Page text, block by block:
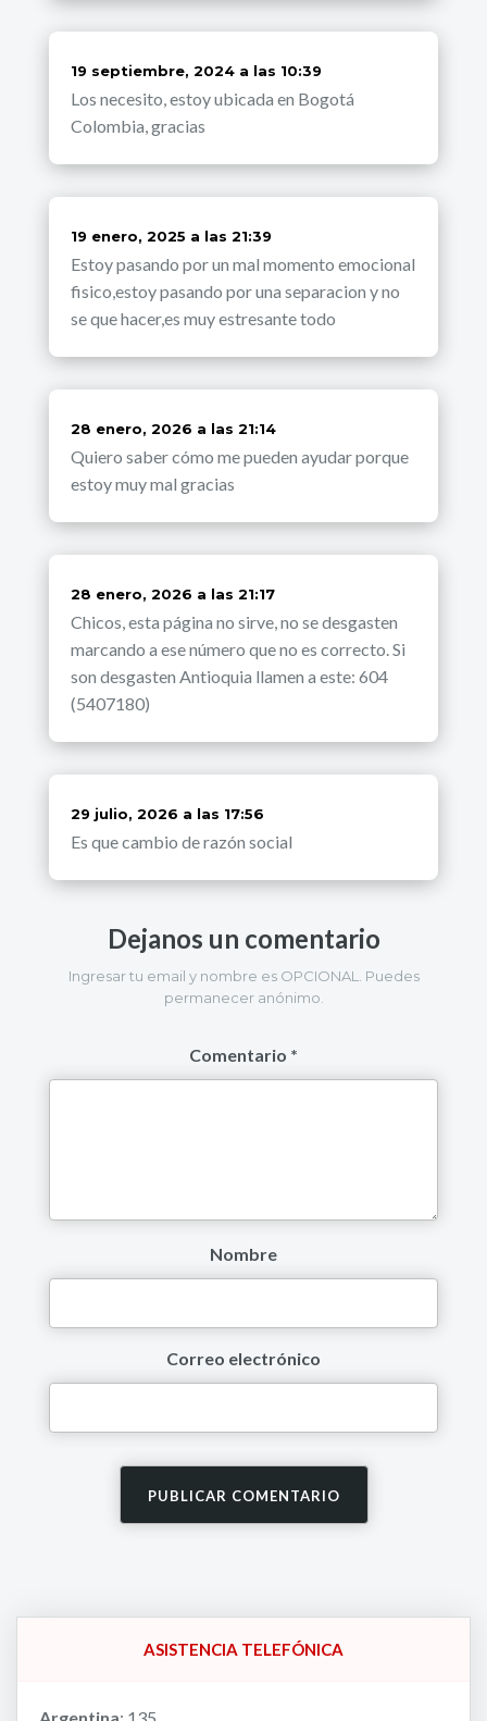
dice:
19 septiembre, 2024 a las 10:39
Los necesito, estoy ubicada en Bogotá
Colombia, gracias
dice:
19 enero, 2025 a las 21:39
Estoy pasando por un mal momento emocional
fisico,estoy pasando por una separacion y no
se que hacer,es muy estresante todo
dice:
28 enero, 2026 a las 21:14
Quiero saber cómo me pueden ayudar porque
estoy muy mal gracias
dice:
28 enero, 2026 a las 21:17
Chicos, esta página no sirve, no se desgasten
marcando a ese número que no es correcto. Si
son desgasten Antioquia llamen a este: 604
(5407180)
dice:
29 julio, 2026 a las 17:56
Es que cambio de razón social
Dejanos un comentario
Ingresar tu email y nombre es OPCIONAL. Puedes
permanecer anónimo.
Comentario
Nombre
Correo electrónico
ASISTENCIA TELEFÓNICA